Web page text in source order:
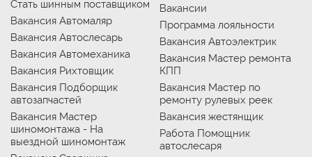
Стать шинным поставщиком
Вакансия Автомаляр
Вакансия Автослесарь
Вакансия Автомеханика
Вакансия Рихтовщик
Вакансия Подборщик
автозапчастей
Вакансия Мастер
шиномонтажа - На
выездной шиномонтаж
Вакансии
Программа лояльности
Вакансия Автоэлектрик
Вакансия Мастер ремонта
КПП
Вакансия Мастер по
ремонту рулевых реек
Вакансия жестянщик
Работа Помощник
автослесаря